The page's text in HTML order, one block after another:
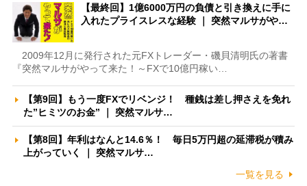
【最終回】1億6000万円の負債と引き換えに手に
入れたプライスレスな経験 ｜ 突然マルサがや…
2009年12月に発行された元FXトレーダー・磯貝清明氏の著書
『突然マルサがやって来た！～FXで10億円稼い…
【第9回】もう一度FXでリベンジ！ 種銭は差し押さえを免れ
た”ヒミツのお金” ｜ 突然マルサ…
【第8回】年利はなんと14.6％！ 毎日5万円超の延滞税が積み
上がっていく ｜ 突然マルサ…
一覧を見る